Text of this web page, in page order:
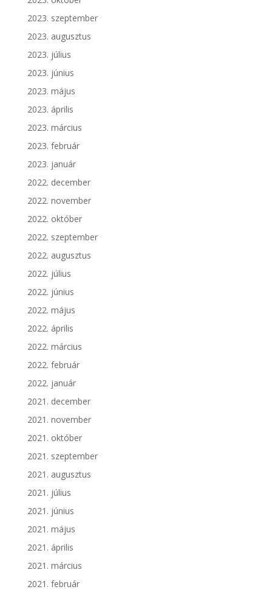
2023. szeptember
2023. augusztus
2023. július
2023. június
2023. május
2023. április
2023. március
2023. február
2023. január
2022. december
2022. november
2022. október
2022. szeptember
2022. augusztus
2022. július
2022. június
2022. május
2022. április
2022. március
2022. február
2022. január
2021. december
2021. november
2021. október
2021. szeptember
2021. augusztus
2021. július
2021. június
2021. május
2021. április
2021. március
2021. február